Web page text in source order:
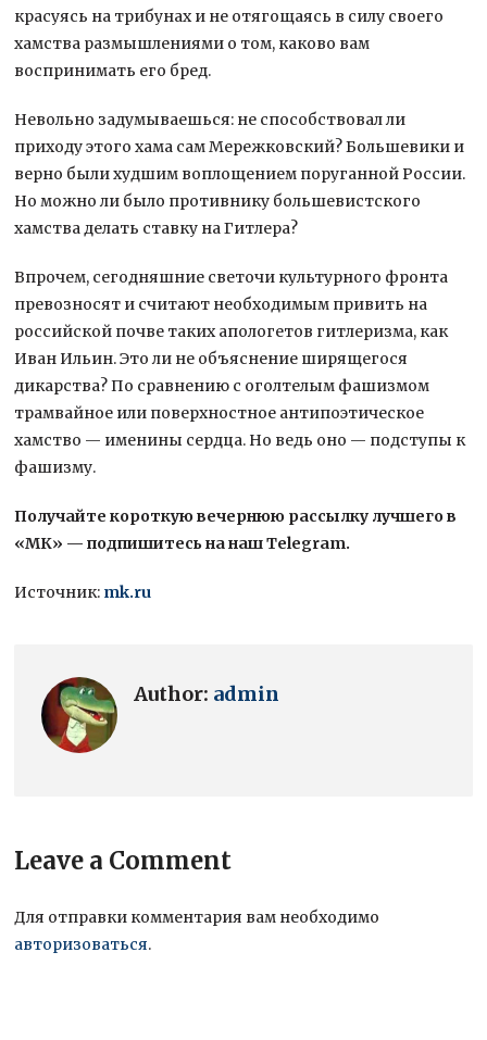
красуясь на трибунах и не отягощаясь в силу своего
хамства размышлениями о том, каково вам
воспринимать его бред.
Невольно задумываешься: не способствовал ли
приходу этого хама сам Мережковский? Большевики и
верно были худшим воплощением поруганной России.
Но можно ли было противнику большевистского
хамства делать ставку на Гитлера?
Впрочем, сегодняшние светочи культурного фронта
превозносят и считают необходимым привить на
российской почве таких апологетов гитлеризма, как
Иван Ильин. Это ли не объяснение ширящегося
дикарства? По сравнению с оголтелым фашизмом
трамвайное или поверхностное антипоэтическое
хамство — именины сердца. Но ведь оно — подступы к
фашизму.
Получайте короткую вечернюю рассылку лучшего в
«МК» — подпишитесь на наш Telegram.
Источник: mk.ru
Author: admin
Leave a Comment
Для отправки комментария вам необходимо
авторизоваться.